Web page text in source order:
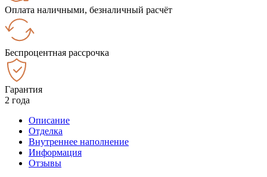
Оплата наличными, безналичный расчёт
Беспроцентная рассрочка
Гарантия
2 года
Описание
Отделка
Внутреннее наполнение
Информация
Отзывы